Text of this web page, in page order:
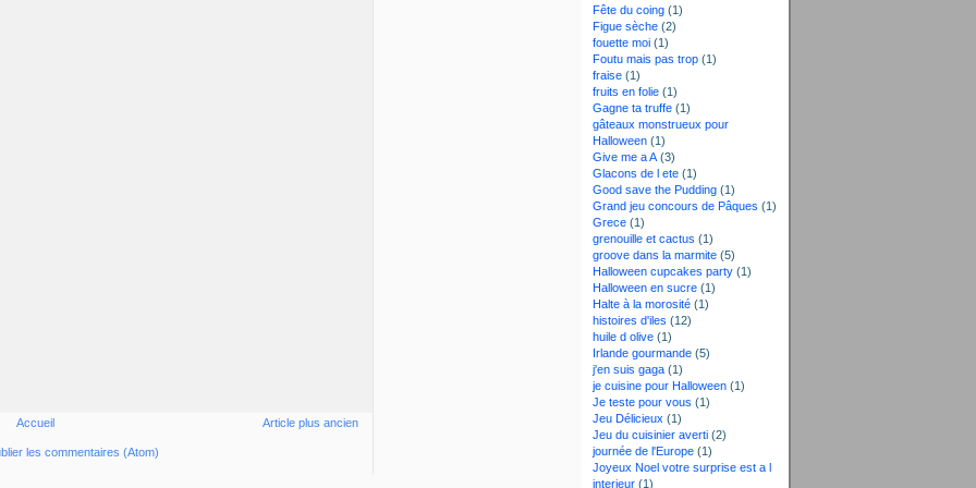
Article plus ancien
Accueil
les commentaires (Atom)
Fête du coing (1)
Figue sèche (2)
fouette moi (1)
Foutu mais pas trop (1)
fraise (1)
fruits en folie (1)
Gagne ta truffe (1)
gâteaux monstrueux pour
Halloween (1)
Give me a A (3)
Glacons de l ete (1)
Good save the Pudding (1)
Grand jeu concours de Pâques (1)
Grece (1)
grenouille et cactus (1)
groove dans la marmite (5)
Halloween cupcakes party (1)
Halloween en sucre (1)
Halte à la morosité (1)
histoires d'iles (12)
huile d olive (1)
Irlande gourmande (5)
j'en suis gaga (1)
je cuisine pour Halloween (1)
Je teste pour vous (1)
Jeu Délicieux (1)
Jeu du cuisinier averti (2)
journée de l'Europe (1)
Joyeux Noel votre surprise est a l
interieur (1)